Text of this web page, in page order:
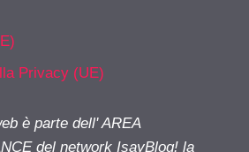
Privacy (UE)
è parte dell' AREA
del network IsayBlog! la